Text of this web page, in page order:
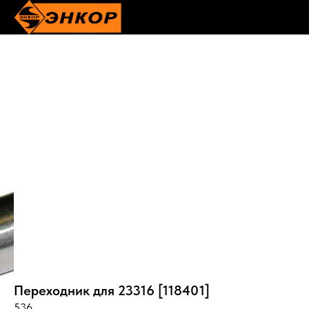
Переходник для 23316 [118401]